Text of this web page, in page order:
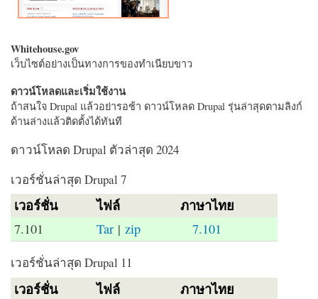
Whitehouse.gov
เว็บไซต์อย่างเป็นทางการของทำเนียบขาว
ดาวน์โหลดและเริ่มใช้งาน
ถ้าสนใจ Drupal แล้วอย่ารอช้า ดาวน์โหลด Drupal รุ่นล่าสุดตามลิงก์
ด้านล่างแล้วติดตั้งได้ทันที
ดาวน์โหลด Drupal ตัวล่าสุด 2024
เวอร์ชั่นล่าสุด Drupal 7
เวอร์ชั่น ไฟล์ ภาษาไทย
7.101 Tar |zip 7.101
เวอร์ชั่นล่าสุด Drupal 11
เวอร์ชั่น ไฟล์ ภาษาไทย